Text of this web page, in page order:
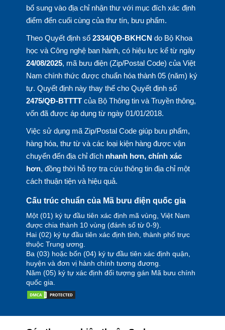
bổ sung vào địa chỉ nhận thư với mục đích xác định
điểm đến cuối cùng của thư tín, bưu phẩm.
Theo Quyết định số 2334/QĐ-BKHCN do Bộ Khoa
học và Công nghệ ban hành, có hiệu lực kể từ ngày
24/08/2025, mã bưu điện (Zip/Postal Code) của Việt
Nam chính thức được chuẩn hóa thành 05 (năm) ký
tự. Quyết định này thay thế cho Quyết định số
2475/QĐ-BTTTTcủa Bộ Thông tin và Truyền thông,
vốn đã được áp dụng từ ngày 01/01/2018.
Việc sử dụng mã Zip/Postal Code giúp bưu phẩm,
hàng hóa, thư từ và các loại kiện hàng được vận
chuyển đến địa chỉ đích nhanh hơn, chính xác
hơn, đồng thời hỗ trợ tra cứu thông tin địa chỉ một
cách thuận tiện và hiệu quả.
Cấu trúc chuẩn của Mã bưu điện quốc gia
Một (01) ký tự đầu tiên xác định mã vùng, Việt Nam
được chia thành 10 vùng (đánh số từ 0-9).
Hai (02) ký tự đầu tiên xác định tỉnh, thành phố trực
thuộc Trung ương.
Ba (03) hoặc bốn (04) ký tự đầu tiên xác định quận,
huyện và đơn vị hành chính tương đương.
Năm (05) ký tự xác định đối tượng gán Mã bưu chính
quốc gia.